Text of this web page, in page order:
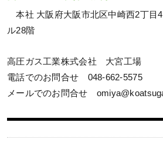
本社 大阪府大阪市北区中崎西2丁目
ル28階
高圧ガス工業株式会社 大宮工場
電話でのお問合せ 048-662-5575
メールでのお問合せ